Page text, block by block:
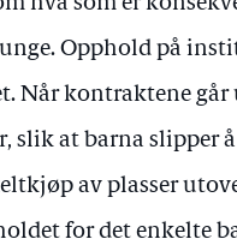
Opphold på
Når kontraktene går
slik at barna slipper
av plasser
for det enkelte